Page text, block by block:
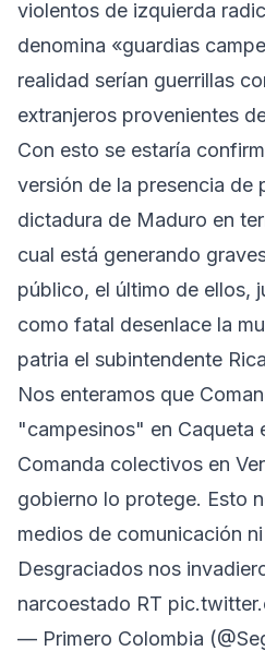
violentos de izquierda
denomina «guardias
realidad serían guerrillas
extranjeros provenientes
Con esto se estaría
versión de la presencia de
dictadura de Maduro en
cual está generando
público, el último de ellos,
como fatal desenlace la
patria el subintendente
Nos enteramos que
"campesinos" en Caqueta
Comanda colectivos en
gobierno lo protege. Esto
medios de comunicación
Desgraciados nos
narcoestado RT
— Primero Colombia